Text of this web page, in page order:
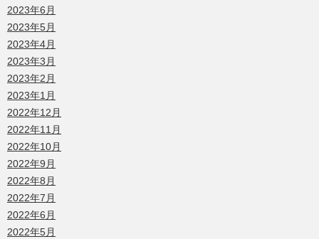
2023年6月
2023年5月
2023年4月
2023年3月
2023年2月
2023年1月
2022年12月
2022年11月
2022年10月
2022年9月
2022年8月
2022年7月
2022年6月
2022年5月